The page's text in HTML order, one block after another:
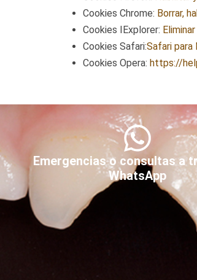
Cookies Chrome: Borrar,
Cookies IExplorer:
Cookies Safari:Safari para
Cookies Opera: https://
Emergencias o consultas a
WhatsApp